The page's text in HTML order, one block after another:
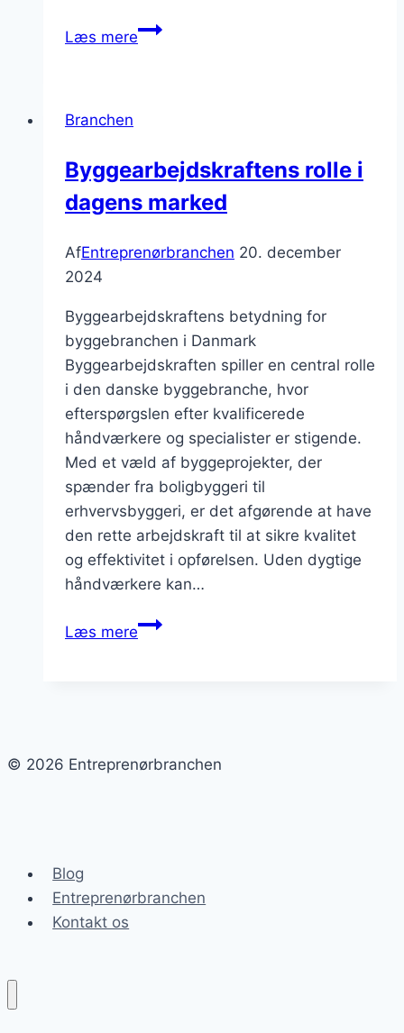
Læs mereBoligbyggeri
Branchen
Byggearbejdskraftens rolle i
dagens marked
AfEntreprenørbranchen 20. december
2024
Byggearbejdskraftens betydning for
byggebranchen i Danmark
Byggearbejdskraften spiller en central rolle
i den danske byggebranche, hvor
efterspørgslen efter kvalificerede
håndværkere og specialister er stigende.
Med et væld af byggeprojekter, der
spænder fra boligbyggeri til
erhvervsbyggeri, er det afgørende at have
den rette arbejdskraft til at sikre kvalitet
og effektivitet i opførelsen. Uden dygtige
håndværkere kan…
Læs mereByggearbejdskraftens
© 2026 Entreprenørbranchen
Blog
Entreprenørbranchen
Kontakt os